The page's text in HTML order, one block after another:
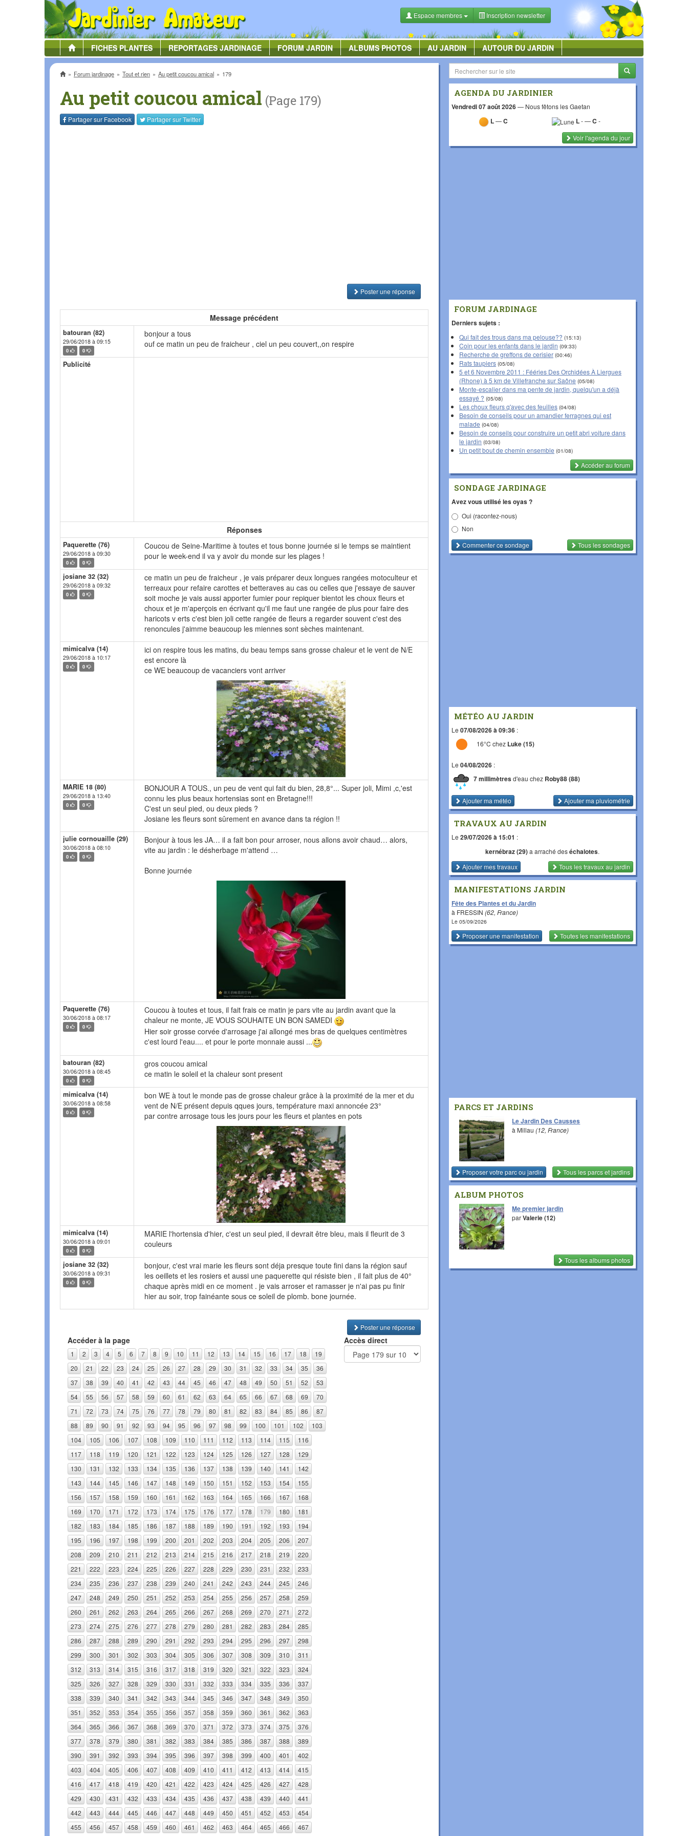
Espace membres Inscription newsletter
FICHESPLANTES REPORTAGESJARDINAGE FORUMJARDIN ALBUMSPHOTOS AU JARDIN AUTOUR DU JARDIN
AccueilForum jardinage Tout et rien Au petit coucou amical 179
Au petit coucou amical (Page 179)
Partager sur Facebook Partager surTwitter
Poster une réponse
Message précédent
batouran (82)
29/06/2018 à 09:15
0 0
bonjour a tous
ouf ce matin un peu de fraicheur , ciel un peu couvert,,on respire
Publicité
Réponses
Paquerette (76)
29/06/2018 à 09:30
0 0
Coucou de Seine-Maritime à toutes et tous bonne journée si le temps se maintient
pour le week-end il va y avoir du monde sur les plages !
josiane 32 (32)
29/06/2018 à 09:32
0 0
ce matin un peu de fraicheur , je vais préparer deux longues rangées motoculteur et
terreaux pour refaire carottes et betteraves au cas ou celles que j'essaye de sauver
soit moche je vais aussi apporter fumier pour repiquer bientot les choux fleurs et
choux et je m'aperçois en écrivant qu'il me faut une rangée de plus pour faire des
haricots v erts c'est bien joli cette rangée de fleurs a regarder souvent c'est des
renoncules j'aimme beaucoup les miennes sont sèches maintenant.
mimicalva (14)
29/06/2018 à 10:17
0 0
ici on respire tous les matins, du beau temps sans grosse chaleur et le vent de N/E
est encore là
ce WE beaucoup de vacanciers vont arriver
MARIE 18 (80)
29/06/2018 à 13:40
0 0
BONJOUR A TOUS., un peu de vent qui fait du bien, 28,8°... Super joli, Mimi ,c,'est
connu les plus beaux hortensias sont en Bretagne!!!
C'est un seul pied, ou deux pieds ?
Josiane les fleurs sont sûrement en avance dans ta région !!
julie cornouaille (29)
30/06/2018 à 08:10
0 0
Bonjour à tous les JA… il a fait bon pour arroser, nous allons avoir chaud… alors,
vite au jardin : le désherbage m'attend …
Bonne journée
Paquerette (76)
30/06/2018 à 08:17
0 0
Coucou à toutes et tous, il fait frais ce matin je pars vite au jardin avant que la
chaleur ne monte, JE VOUS SOUHAITE UN BON SAMEDI
Hier soir grosse corvée d'arrosage j'ai allongé mes bras de quelques centimètres
c'est lourd l'eau.... et pour le porte monnaie aussi ...
batouran (82)
30/06/2018 à 08:45
0 0
gros coucou amical
ce matin le soleil et la chaleur sont present
mimicalva (14)
30/06/2018 à 08:58
0 0
bon WE à tout le monde pas de grosse chaleur grâce à la proximité de la mer et du
vent de N/E présent depuis qques jours, température maxi annoncée 23°
par contre arrosage tous les jours pour les fleurs et plantes en pots
mimicalva (14)
30/06/2018 à 09:01
0 0
MARIE l'hortensia d'hier, c'est un seul pied, il devrait être bleu, mais il fleurit de 3
couleurs
josiane 32 (32)
30/06/2018 à 09:31
0 0
bonjour, c'est vrai marie les fleurs sont déja presque toute fini dans la région sauf
les oeillets et les rosiers et aussi une paquerette qui résiste bien , il fait plus de 40°
chaque après midi en ce moment . je vais arroser et ramasser je n'ai pas pu finir
hier au soir, trop fainéante sous ce soleil de plomb. bone journée.
Poster une réponse
Accéder à la page
1 2 3 4 5 6 7 8 9 10 11 12 13 14 15 16 17 18
19
20
21 22 23 24 25 26 27 28 29 30 31 32 33 34 35
36
37
38 39 40 41 42 43 44 45 46 47 48 49 50 51 52
53
54
55 56 57 58 59 60 61 62 63 64 65 66 67 68 69
70
71
72 73 74 75 76 77 78 79 80 81 82 83 84 85 86
87
88
89 90 91 92 93 94 95 96 97 98 99 100 101 102
103
104
105 106 107 108 109 110 111 112 113 114 115
116
117
118 119 120 121 122 123 124 125 126 127 128
129
130
131 132 133 134 135 136 137 138 139 140 141
142
143
144 145 146 147 148 149 150 151 152 153 154
155
156
157 158 159 160 161 162 163 164 165 166 167
168
169
170 171 172 173 174 175 176 177 178 179 180
181
182
183 184 185 186 187 188 189 190 191 192 193
194
195
196 197 198 199 200 201 202 203 204 205 206
207
208
209 210 211 212 213 214 215 216 217 218 219
220
221
222 223 224 225 226 227 228 229 230 231 232
233
234
235 236 237 238 239 240 241 242 243 244 245
246
247
248 249 250 251 252 253 254 255 256 257 258
259
260
261 262 263 264 265 266 267 268 269 270 271
272
273
274 275 276 277 278 279 280 281 282 283 284
285
286
287 288 289 290 291 292 293 294 295 296 297
298
299
300 301 302 303 304 305 306 307 308 309 310
311
312
313 314 315 316 317 318 319 320 321 322 323
324
325
326 327 328 329 330 331 332 333 334 335 336
337
338
339 340 341 342 343 344 345 346 347 348 349
350
351
352 353 354 355 356 357 358 359 360 361 362
363
364
365 366 367 368 369 370 371 372 373 374 375
376
377
378 379 380 381 382 383 384 385 386 387 388
389
390
391 392 393 394 395 396 397 398 399 400 401
402
403
404 405 406 407 408 409 410 411 412 413 414
415
416
417 418 419 420 421 422 423 424 425 426 427
428
429
430 431 432 433 434 435 436 437 438 439 440
441
442
443 444 445 446 447 448 449 450 451 452 453
454
455
456 457 458 459 460 461 462 463 464 465 466 467
Accès direct
AGENDA DU JARDINIER
Vendredi 07 août 2026— Nous fêtons les Gaetan
L—C L-—C-
Voir l'agenda du jour
FORUM JARDINAGE
Derniers sujets :
Qui fait des trous dans ma pelouse?? (15:13)
Coin pour les enfants dans le jardin (09:33)
Recherche de greffons de cerisier (00:46)
Rats taupiers (05/08)
5 et 6 Novembre 2011 : Fééries Des Orchidées À Liergues
(Rhone) à 5 km de Villefranche sur Saône (05/08)
Monte-escalier dans ma pente de jardin, quelqu'un a déjà
essayé ? (05/08)
Les choux fleurs q'avec des feuilles (04/08)
Besoin de conseils pour un amandier ferragnes qui est
malade (04/08)
Besoin de conseils pour construire un petit abri voiture dans
le jardin (03/08)
Un petit bout de chemin ensemble (01/08)
Accéder au forum
SONDAGE JARDINAGE
Avez vous utilisé les oyas ?
Oui (racontez-nous)
Non
Commenterce sondage Tous les sondages
MÉTÉO AU JARDIN
Le 07/08/2026 à 09:36 :
16°C chez Luke (15)
Le 04/08/2026 :
7 millimètresd'eau chez Roby88 (88)
Ajouter ma météo Ajouter ma pluviométrie
TRAVAUX AU JARDIN
Le 29/07/2026 à 15:01 :
kernébraz (29)a arraché deséchalotes.
Ajouter mes travaux
Tous les travauxau jardin
MANIFESTATIONS JARDIN
Fête des Plantes et du Jardin
à FRESSIN (62, France)
Le 05/09/2026
Proposer une manifestation Toutes les manifestations
PARCS ET JARDINS
Le Jardin Des Causses
à Millau(12, France)
Proposer votre parc ou jardin Tous les parcs et jardins
ALBUM PHOTOS
Me premier jardin
parValerie (12)
Tous les albums photos